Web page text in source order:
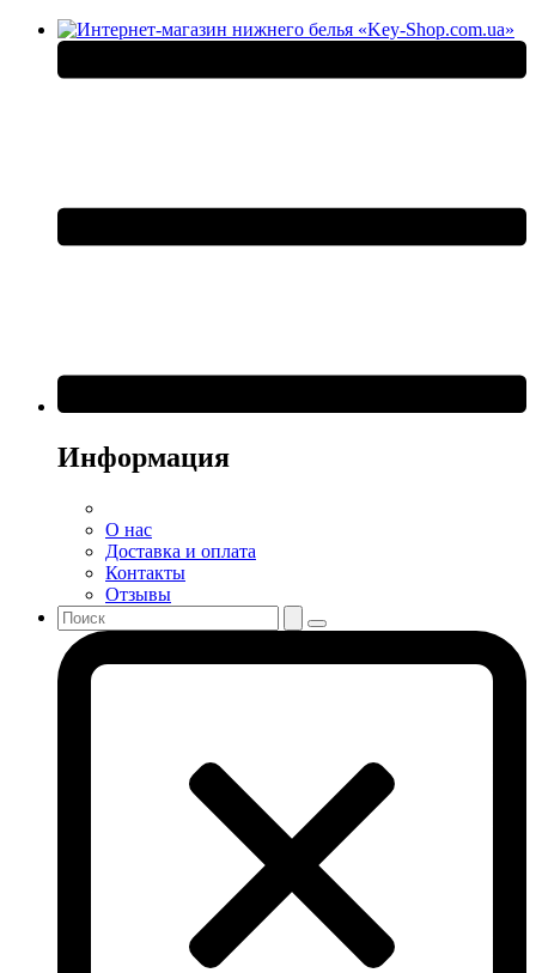
Информация
О нас
Доставка и оплата
Контакты
Отзывы